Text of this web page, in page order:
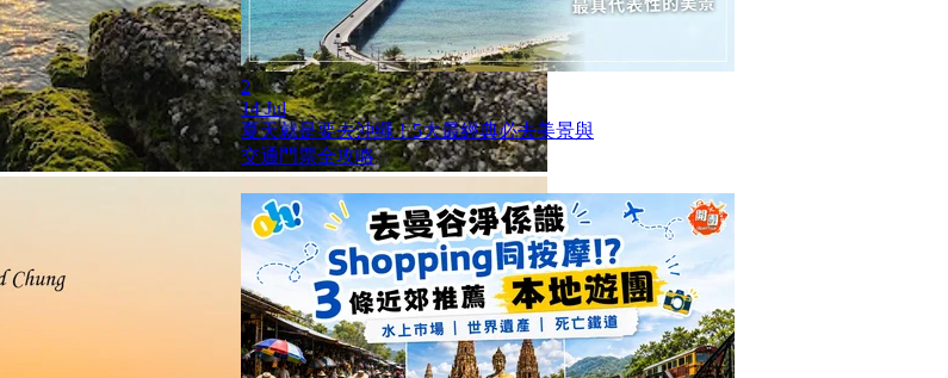
2
14 Jul
夏天就是要去沖繩！5大最經典必去美景與
交通門票全攻略